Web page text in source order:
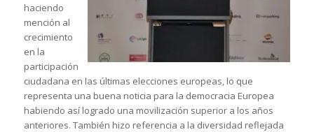
haciendo
mención al
crecimiento
en la
participación
ciudadana en las últimas elecciones europeas, lo que
representa una buena noticia para la democracia Europea
habiendo así logrado una movilización superior a los años
anteriores. También hizo referencia a la diversidad reflejada